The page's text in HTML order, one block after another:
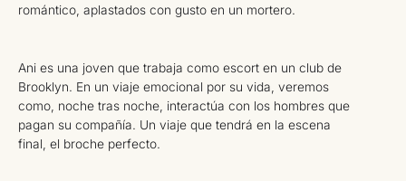
romántico, aplastados con gusto en un mortero.
Ani es una joven que trabaja como escort en un club de
Brooklyn. En un viaje emocional por su vida, veremos
como, noche tras noche, interactúa con los hombres que
pagan su compañía. Un viaje que tendrá en la escena
final, el broche perfecto.